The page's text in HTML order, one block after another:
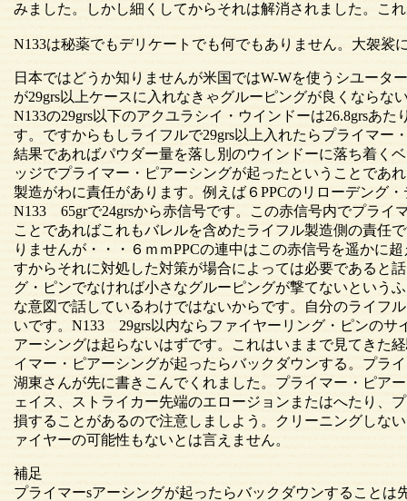
みました。しかし細くしてからそれは解消されました。こ
N133は秘薬でもデリケートでも何でもありません。大袈裟
日本ではどうか知りませんが米国ではW-Wを使うシユータ
が29grs以上ケースに入れなきゃグルーピングが良くならな
N133の29grs以下のアクユラシイ・ウインドーは26.8grsあ
す。ですからもしライフルで29grs以上入れたらプライマー
結果であればパウダー量を落し別のウインドーに落ち着く
ッジでプライマー・ピアーシングが起ったということであ
製造がわに責任があります。例えば６PPCのリローデング
N133 65grで24grsから赤信号です。この赤信号内でプライ
ことであればこれもバレルを含めたライフル製造側の責任
りませんが・・・６ｍｍPPCの連中はこの赤信号を遥かに
すからそれに対処した対策が場合によっては必要であると
グ・ピンでなければ小さなグルーピングが撃てないという
な意図で話しているわけではないからです。自分のライフ
いです。N133 29grs以内ならファイヤーリング・ピンのサ
アーシングは起らないはずです。これはいままで見てきた
イマー・ピアーシングが起ったらバックダウンする。プラ
湖東さんが先に書きこんでくれました。プライマー・ピア
ェイス、ストライカー先端のエロージョンまたはへたり、
損することがあるので注意しましよう。クリーニングしな
ァイヤーの可能性もないとは言えません。
補足
プライマーsアーシングが起ったらバックダウンすることは